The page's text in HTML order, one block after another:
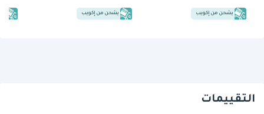
يشحن من إكويب يشحن من إكويب
التقييمات